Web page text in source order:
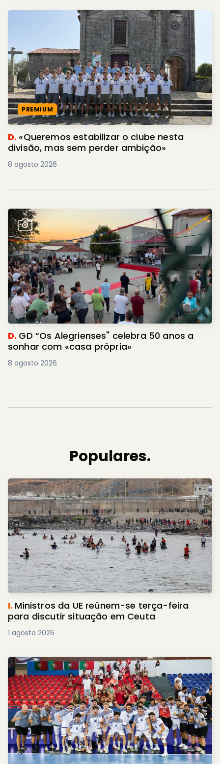
PREMIUM
D. «Queremos estabilizar o clube nesta
divisão, mas sem perder ambição»
8 agosto 2026
D. GD “Os Alegrienses" celebra 50 anos a
sonhar com «casa própria»
8 agosto 2026
Populares.
I. Ministros da UE reúnem-se terça-feira
para discutir situação em Ceuta
1 agosto 2026